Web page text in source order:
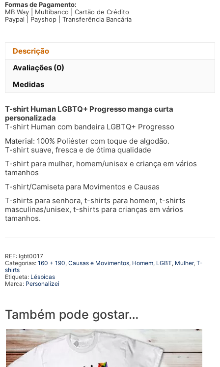
Human
LGBTQ+
flag
Formas de Pagamento:
MB Way | Multibanco | Cartão de Crédito
Paypal | Payshop | Transferência Bancária
Descrição
Avaliações (0)
Medidas
T-shirt Human LGBTQ+ Progresso manga curta
personalizada
T-shirt Human com bandeira LGBTQ+ Progresso
Material: 100% Poliéster com toque de algodão.
T-shirt suave, fresca e de ótima qualidade
T-shirt para mulher, homem/unisex e criança em vários
tamanhos
T-shirt/Camiseta para Movimentos e Causas
T-shirts para senhora, t-shirts para homem, t-shirts
masculinas/unisex, t-shirts para crianças em vários
tamanhos.
REF: lgbt0017
Categorias: 160 + 190, Causas e Movimentos, Homem, LGBT, Mulher, T-
shirts
Etiqueta: Lésbicas
Marca: Personalizei
Também pode gostar…